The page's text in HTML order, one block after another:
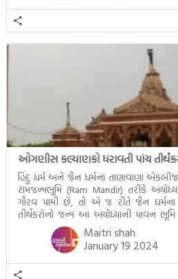
હિંદુ ધર્મ અને જૈન ધર્મનાં તાણાવાણા
રામજન્મભૂમિ (Ram Mandir) તરીકે
ગૌરવ પામી છે, તો એ જ રીતે જૈન ધર્મના
તીર્થંકરોનો જન્મ આ અયોધ્યાની પાવન
તીર્થંકરોમાંથી પાંચ-પાંચ તીર્થંકરોનાં
જીવનની ચ્યવન(માતાના […]
Maitri shah
January 19 2024